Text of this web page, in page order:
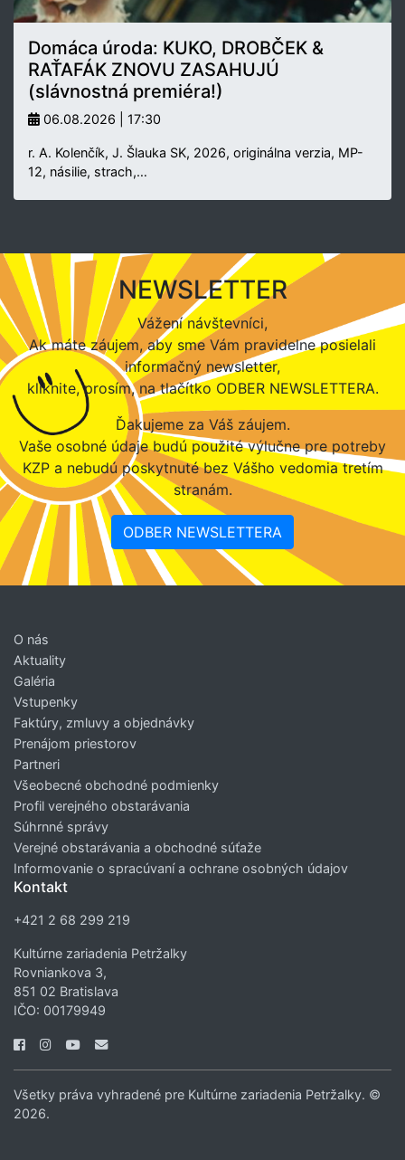
Domáca úroda: KUKO, DROBČEK &
RAŤAFÁK ZNOVU ZASAHUJÚ
(slávnostná premiéra!)
06.08.2026 | 17:30
r. A. Kolenčík, J. Šlauka SK, 2026, originálna verzia, MP-
12, násilie, strach,…
NEWSLETTER
Vážení návštevníci,
Ak máte záujem, aby sme Vám pravidelne posielali
informačný newsletter,
kliknite, prosím, na tlačítko ODBER NEWSLETTERA.
Ďakujeme za Váš záujem.
Vaše osobné údaje budú použité výlučne pre potreby
KZP a nebudú poskytnuté bez Vášho vedomia tretím
stranám.
ODBER NEWSLETTERA
O nás
Aktuality
Galéria
Vstupenky
Faktúry, zmluvy a objednávky
Prenájom priestorov
Partneri
Všeobecné obchodné podmienky
Profil verejného obstarávania
Súhrnné správy
Verejné obstarávania a obchodné súťaže
Informovanie o spracúvaní a ochrane osobných údajov
Kontakt
+421 2 68 299 219
Kultúrne zariadenia Petržalky
Rovniankova 3,
851 02 Bratislava
IČO: 00179949
Všetky práva vyhradené pre Kultúrne zariadenia Petržalky. ©
2026.